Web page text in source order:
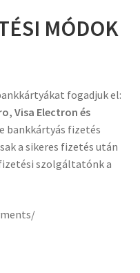
MÓDOK
fogadjuk el:
Visa Electron és
bankkártyás fizetés
a sikeres fizetés után
szolgáltatónk a